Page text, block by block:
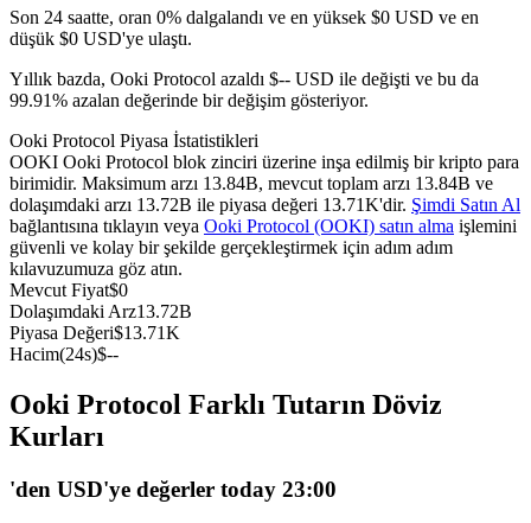
USDC Vadeli İşlemleri
USDC'yi teminat olarak kullanan vadeli işlemler
Kopya Ticaret
En iyi traderlarla güçlerinizi birleştirin
Son 24 saatte, oran 0% dalgalandı ve en yüksek $0 USD ve en
düşük $0 USD'ye ulaştı.
Yıllık bazda, Ooki Protocol azaldı $-- USD ile değişti ve bu da
99.91% azalan değerinde bir değişim gösteriyor.
Ooki Protocol Piyasa İstatistikleri
OOKI Ooki Protocol blok zinciri üzerine inşa edilmiş bir kripto para
birimidir. Maksimum arzı 13.84B, mevcut toplam arzı 13.84B ve
dolaşımdaki arzı 13.72B ile piyasa değeri 13.71K'dir. Şimdi Satın Al
bağlantısına tıklayın veya Ooki Protocol (OOKI) satın alma işlemini
güvenli ve kolay bir şekilde gerçekleştirmek için adım adım
kılavuzumuza göz atın.
Mevcut Fiyat$0
Dolaşımdaki Arz13.72B
Piyasa Değeri$13.71K
Hacim(24s)$--
Ooki Protocol Farklı Tutarın Döviz
Kurları
'den USD'ye değerler today 23:00